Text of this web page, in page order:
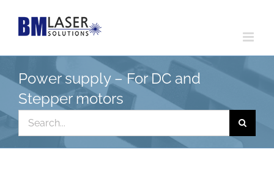
Power supply – For DC and
Stepper motors
Search
for: